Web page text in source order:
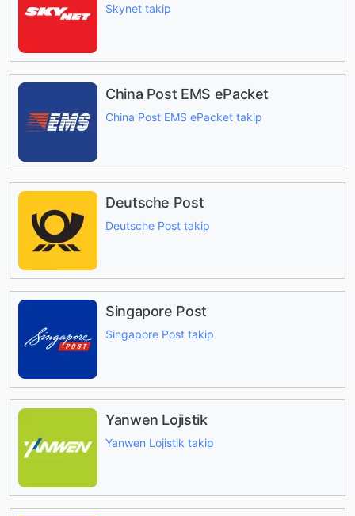
Skynet takip
China Post EMS ePacket
China Post EMS ePacket takip
Deutsche Post
Deutsche Post takip
Singapore Post
Singapore Post takip
Yanwen Lojistik
Yanwen Lojistik takip